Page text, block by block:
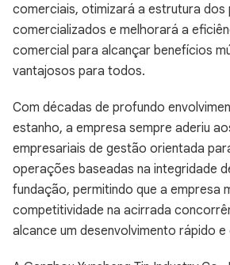
comerciais, otimizará a estrutura dos
comercializados e melhorará a
comercial para alcançar benefícios
vantajosos para todos.
Com décadas de profundo
estanho, a empresa sempre aderiu
empresariais de gestão orientada
operações baseadas na integridade
fundação, permitindo que a empresa
competitividade na acirrada
alcance um desenvolvimento rápido e